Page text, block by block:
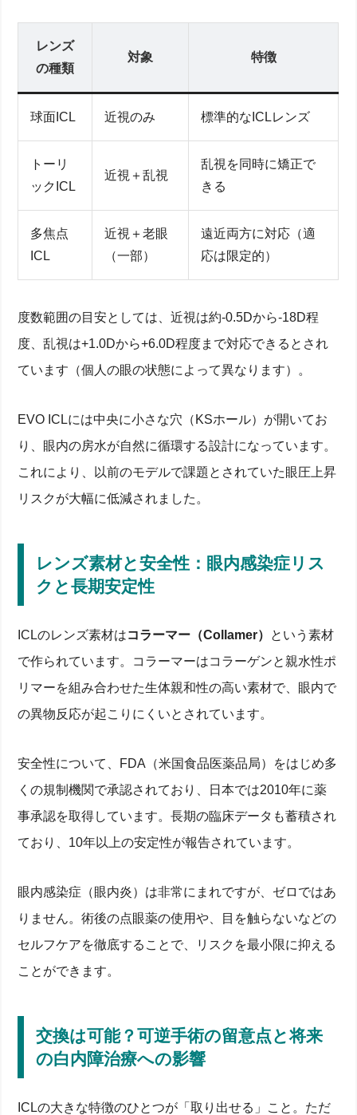
レンズ
の種類
対象 特徴
球面ICL 近視のみ 標準的なICLレンズ
トーリ
ックICL
近視＋乱視
乱視を同時に矯正で
きる
多焦点
ICL
近視＋老眼
（一部）
遠近両方に対応（適
応は限定的）
度数範囲の目安としては、近視は約-0.5Dから-18D程
度、乱視は+1.0Dから+6.0D程度まで対応できるとされ
ています（個人の眼の状態によって異なります）。
EVO ICLには中央に小さな穴（KSホール）が開いてお
り、眼内の房水が自然に循環する設計になっています。
これにより、以前のモデルで課題とされていた眼圧上昇
リスクが大幅に低減されました。
レンズ素材と安全性：眼内感染症リス
クと長期安定性
ICLのレンズ素材はコラーマー（Collamer） という素材
で作られています。コラーマーはコラーゲンと親水性ポ
リマーを組み合わせた生体親和性の高い素材で、眼内で
の異物反応が起こりにくいとされています。
安全性について、FDA（米国食品医薬品局）をはじめ多
くの規制機関で承認されており、日本では2010年に薬
事承認を取得しています。長期の臨床データも蓄積され
ており、10年以上の安定性が報告されています。
眼内感染症（眼内炎）は非常にまれですが、ゼロではあ
りません。術後の点眼薬の使用や、目を触らないなどの
セルフケアを徹底することで、リスクを最小限に抑える
ことができます。
交換は可能？可逆手術の留意点と将来
の白内障治療への影響
ICLの大きな特徴のひとつが「取り出せる」こと。ただ